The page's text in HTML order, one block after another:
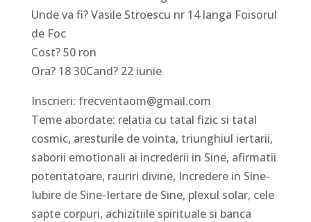
Unde va fi? Vasile Stroescu nr 14 langa Foisorul
de Foc
Cost? 50 ron
Ora? 18 30Cand? 22 iunie
Inscrieri: frecventaom@gmail.com
Teme abordate: relatia cu tatal fizic si tatal
cosmic, aresturile de vointa, triunghiul iertarii,
saborii emotionali ai increderii in Sine, afirmatii
potentatoare, rauriri divine, Incredere in Sine-
Iubire de Sine-Iertare de Sine, plexul solar, cele
sapte corpuri, achizitiile spirituale si banca